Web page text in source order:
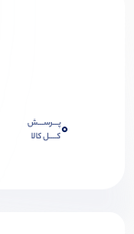
0پـــرســـش
کــــل کالا